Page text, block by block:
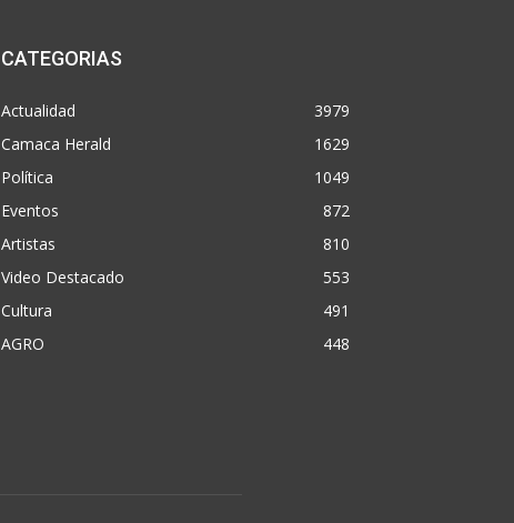
CATEGORIAS
Actualidad
3979
Camaca Herald
1629
Política
1049
Eventos
872
Artistas
810
Video Destacado
553
Cultura
491
AGRO
448